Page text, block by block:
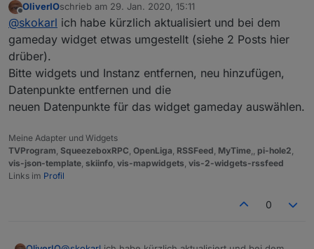
hab gerade die alten Widgets installiert......
da kommen ja ALLE Spieltage......die Liste ist ja
unendlich lang... geht das nicht anders ?
Offline
OliverIOschrieb am 29. Jan. 2020, 15:11
zuletzt editiert von
@skokarl ich habe kürzlich aktualisiert und bei dem
gameday widget etwas umgestellt (siehe 2 Posts hier
drüber).
Bitte widgets und Instanz entfernen, neu hinzufügen,
Datenpunkte entfernen und die
neuen Datenpunkte für das widget gameday auswählen.
Meine Adapter und Widgets
TVProgram, SqueezeboxRPC, OpenLiga, RSSFeed, MyTime,, pi-hole2,
vis-json-template, skiinfo, vis-mapwidgets, vis-2-widgets-rssfeed
Links im Profil
0